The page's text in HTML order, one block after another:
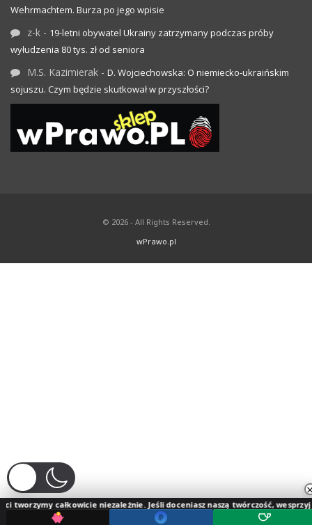
Wehrmachtem. Burza po jego wpisie
z-k - 19-letni obywatel Ukrainy zatrzymany podczas próby
wyłudzenia 80 tys. zł od seniora
M.S. Kazimierak - D. Wojciechowska: O niemiecko-ukraińskim
sojuszu. Czym będzie skutkował w przyszłości?
© 2026 - All Rights Reserved.
wPrawo.pl
całkowicie niezależnie. Jeśli doceniasz naszą twórczość, wesprzyj jej rozwój.